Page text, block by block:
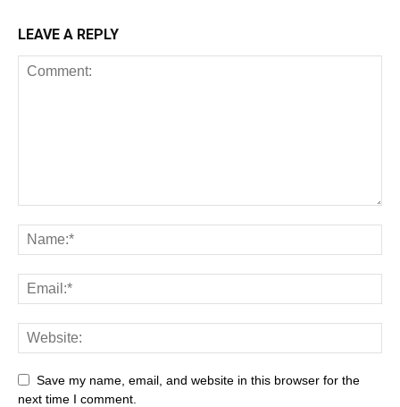
LEAVE A REPLY
Save my name, email, and website in this browser for the
next time I comment.